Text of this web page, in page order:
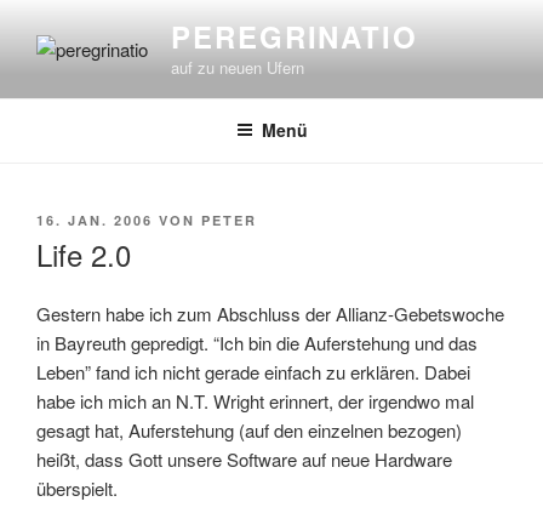
Inhalt
PEREGRINATIO
auf zu neuen Ufern
Menü
VERÖFFENTLICHT
16. JAN. 2006 VON PETER
Life 2.0
Gestern habe ich zum Abschluss der Allianz-Gebetswoche
in Bayreuth gepredigt. “Ich bin die Auferstehung und das
Leben” fand ich nicht gerade einfach zu erklären. Dabei
habe ich mich an N.T. Wright erinnert, der irgendwo mal
gesagt hat, Auferstehung (auf den einzelnen bezogen)
heißt, dass Gott unsere Software auf neue Hardware
überspielt.